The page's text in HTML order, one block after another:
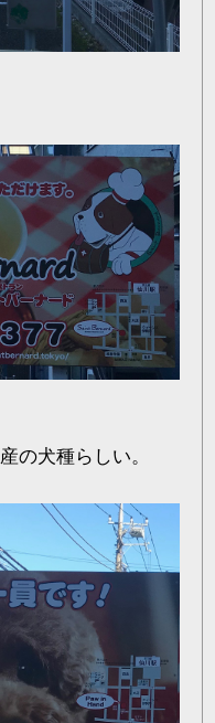
の犬種らしい。